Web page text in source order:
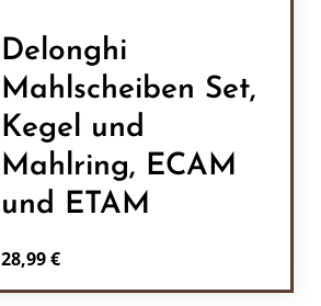
Delonghi
Mahlscheiben Set,
Kegel und
Mahlring, ECAM
und ETAM
Regulärer Preis:
28,99 €